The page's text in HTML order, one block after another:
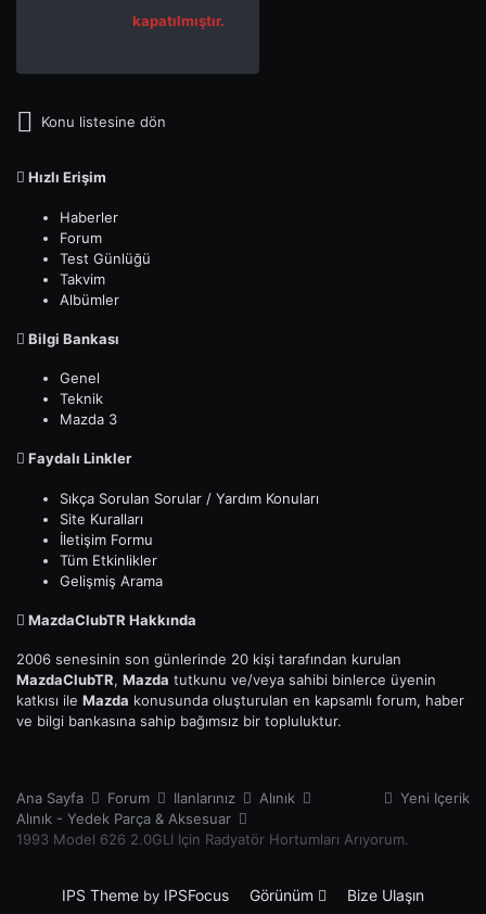
kapatılmıştır.
Konu listesine dön
Hızlı Erişim
Haberler
Forum
Test Günlüğü
Takvim
Albümler
Bilgi Bankası
Genel
Teknik
Mazda 3
Faydalı Linkler
Sıkça Sorulan Sorular / Yardım Konuları
Site Kuralları
İletişim Formu
Tüm Etkinlikler
Gelişmiş Arama
MazdaClubTR Hakkında
2006 senesinin son günlerinde 20 kişi tarafından kurulan
MazdaClubTR, Mazda tutkunu ve/veya sahibi binlerce üyenin
katkısı ile Mazda konusunda oluşturulan en kapsamlı forum, haber
ve bilgi bankasına sahip bağımsız bir topluluktur.
Yeni İçerik
Ana Sayfa Forum İlanlarınız
Alınık
Alınık - Yedek Parça & Aksesuar
1993 Model 626 2.0GLİ İçin Radyatör Hortumları Arıyorum.
IPS Theme by IPSFocus Görünüm
Bize Ulaşın